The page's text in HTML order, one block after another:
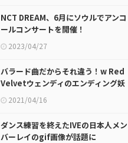
NCT DREAM、6月にソウルでアンコ
ールコンサートを開催！
2023/04/27
バラード曲だからそれ違う！w Red
Velvetウェンディのエンディング妖
精gif画像が話題に
2021/04/16
ダンス練習を終えたIVEの日本人メン
バーレイのgif画像が話題に